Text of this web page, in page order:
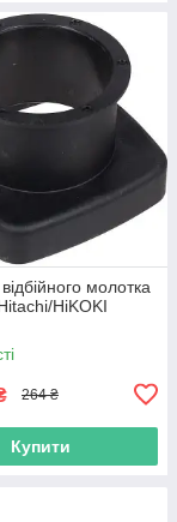
молотка
HiKOKI
264 ₴
Купити